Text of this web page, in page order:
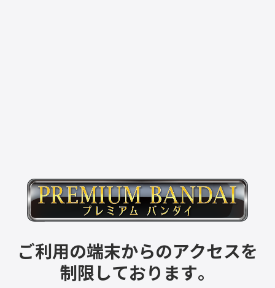
ご利用の端末からのアクセスを
制限しております。